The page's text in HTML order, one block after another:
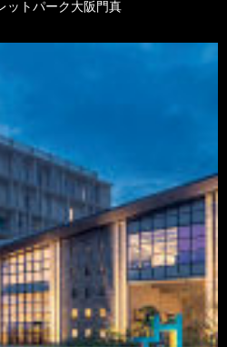
ットパーク大阪門真